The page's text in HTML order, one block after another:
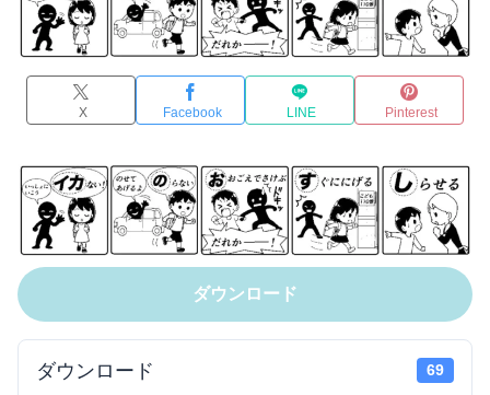
X Facebook LINE Pinterest
ダウンロード
ダウンロード 69